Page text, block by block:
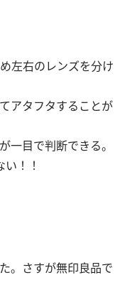
左右のレンズを分け
アタフタすることが
目で判断できる。
！！
。さすが無印良品で